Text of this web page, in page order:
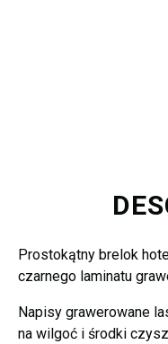
Prostokątny brelok
czarnego laminatu
Napisy grawerowane
na wilgoć i środki